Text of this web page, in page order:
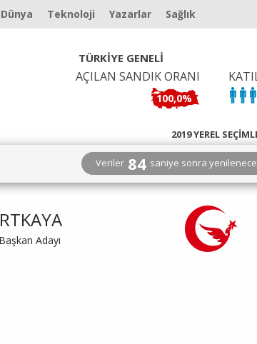
Dünya Teknoloji Yazarlar Sağlık
TÜRKİYE GENELİ
AÇILAN SANDIK ORANI
100,0%
2019 YEREL
Veriler 83 saniye sonra
Adayı